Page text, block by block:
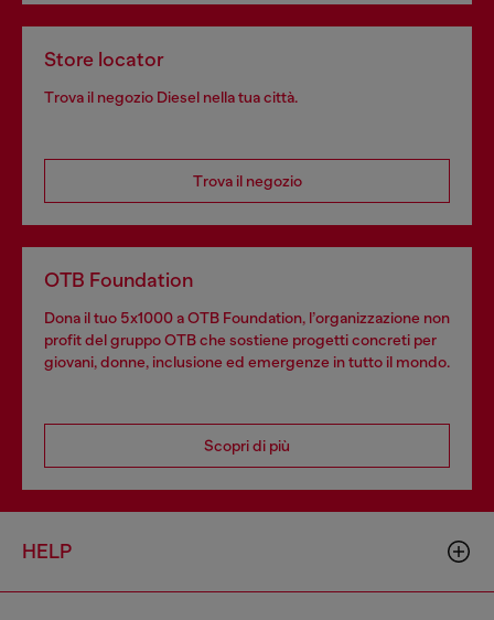
Store locator
Trova il negozio Diesel nella tua città.
Trova il negozio
OTB Foundation
Dona il tuo 5x1000 a OTB Foundation, l’organizzazione non
profit del gruppo OTB che sostiene progetti concreti per
giovani, donne, inclusione ed emergenze in tutto il mondo.
Scopri di più
HELP